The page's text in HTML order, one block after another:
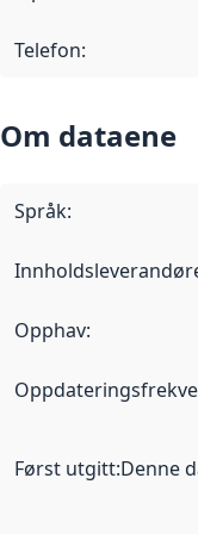
Telefon:
Om dataene
Språk:
Opphav:
Først utgitt:Denne